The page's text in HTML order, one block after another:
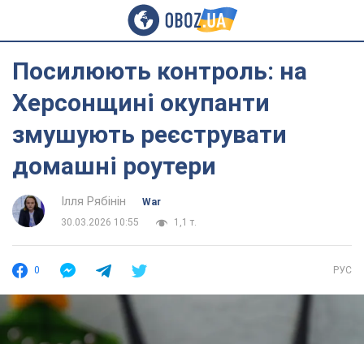
Посилюють контроль: на
Херсонщині окупанти
змушують реєструвати
домашні роутери
Ілля Рябінін
War
30.03.2026 10:55
1,1 т.
0 РУС